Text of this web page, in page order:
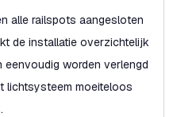
alle railspots aangesloten
de installatie overzichtelijk
eenvoudig worden verlengd
lichtsysteem moeiteloos